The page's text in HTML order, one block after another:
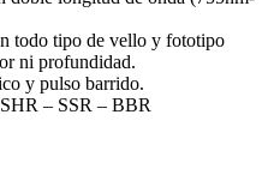
todo tipo de vello y fototipo
ni profundidad.
y pulso barrido.
– SSR – BBR